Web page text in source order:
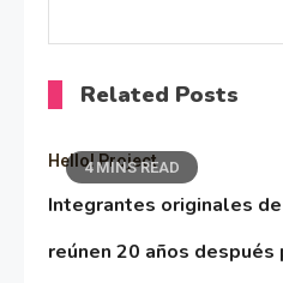
Related Posts
4 MINS READ
Hello! Project
Integrantes originales
reúnen 20 años después